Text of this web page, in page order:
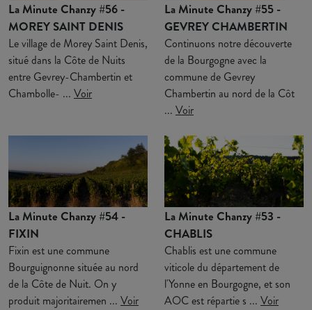
La Minute Chanzy #56 -
MOREY SAINT DENIS
Le village de Morey Saint Denis,
situé dans la Côte de Nuits
entre Gevrey-Chambertin et
Chambolle- ... Voir
La Minute Chanzy #55 -
GEVREY CHAMBERTIN
Continuons notre découverte
de la Bourgogne avec la
commune de Gevrey
Chambertin au nord de la Côt
... Voir
La Minute Chanzy #54 -
FIXIN
Fixin est une commune
Bourguignonne située au nord
de la Côte de Nuit. On y
produit majoritairemen ... Voir
La Minute Chanzy #53 -
CHABLIS
Chablis est une commune
viticole du département de
l'Yonne en Bourgogne, et son
AOC est répartie s ... Voir